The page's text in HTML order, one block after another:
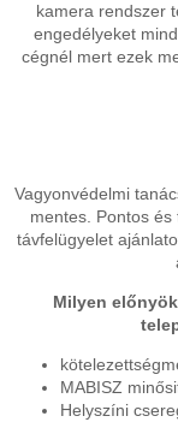
kamera rendszer
engedélyeket
cégnél mert ezek
Vagyonvédelmi
mentes. Pontos
távfelügyelet
Milyen
MABISZ
Helyszíni